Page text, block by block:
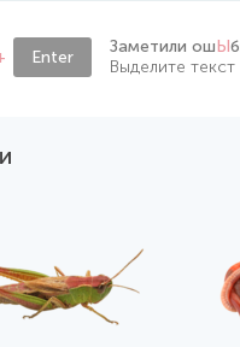
Enter Заметили ошЫ
Выделите